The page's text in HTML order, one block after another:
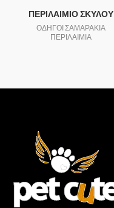
ΠΕΡΙΛΑΙΜΙΟ ΣΚΥΛΟΥ
ΟΔΗΓΟΙ ΣΑΜΑΡΑΚΙΑ
ΠΕΡΙΛΑΙΜΙΑ